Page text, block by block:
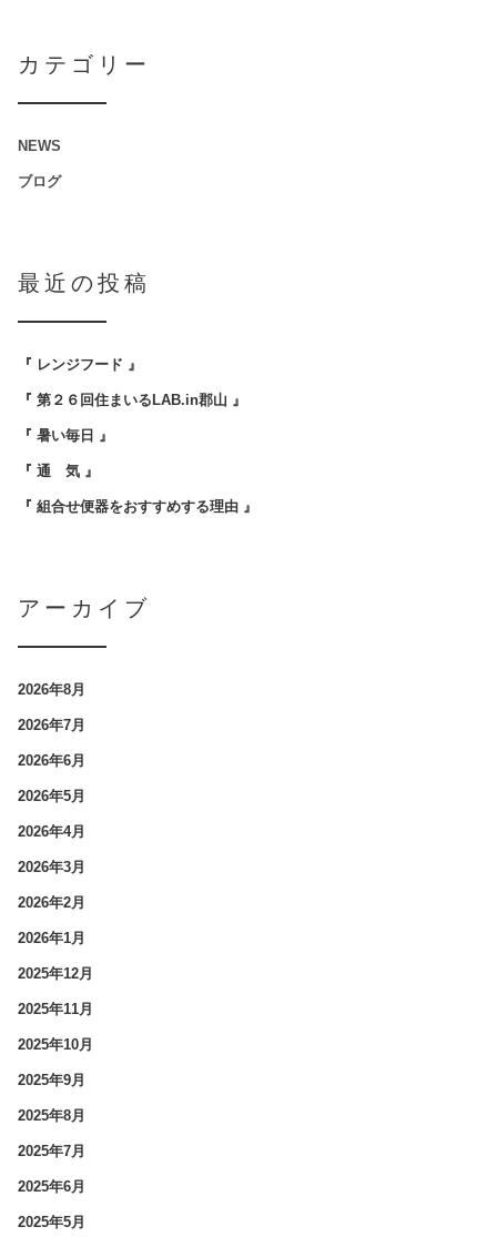
カテゴリー
NEWS
ブログ
最近の投稿
『 レンジフード 』
『 第２６回住まいるLAB.in郡山 』
『 暑い毎日 』
『 通 気 』
『 組合せ便器をおすすめする理由 』
アーカイブ
2026年8月
2026年7月
2026年6月
2026年5月
2026年4月
2026年3月
2026年2月
2026年1月
2025年12月
2025年11月
2025年10月
2025年9月
2025年8月
2025年7月
2025年6月
2025年5月